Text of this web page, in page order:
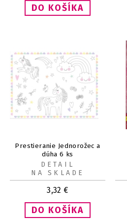
Prestieranie Jednorožec a
dúha 6 ks
3,32 €
DETAIL
NA SKLADE